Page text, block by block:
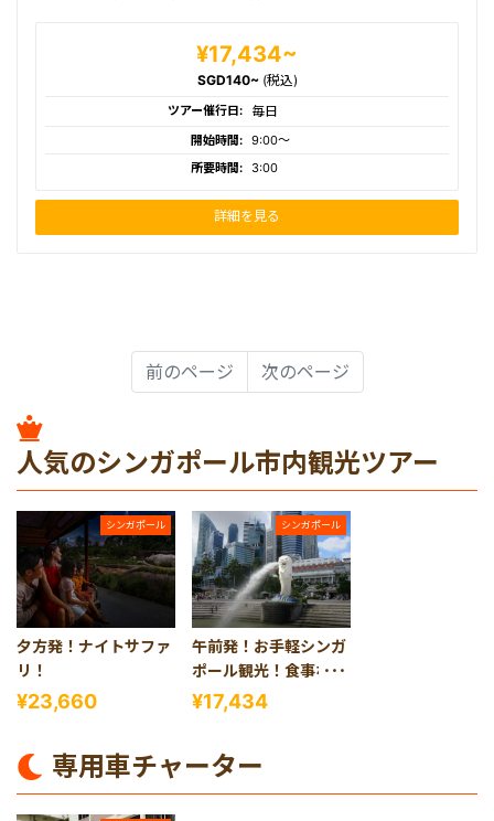
¥17,434~
SGD140~ (税込)
ツアー催行日: 毎日
開始時間: 9:00〜
所要時間:
3:00
詳細を見る
前のページ 次のページ
人気のシンガポール市内観光ツアー
シンガポール
夕方発！ナイトサファ
リ！
¥23,660
シンガポール
午前発！お手軽シンガ
ポール観光！食事なし
＜3時間＞
¥17,434
専用車チャーター